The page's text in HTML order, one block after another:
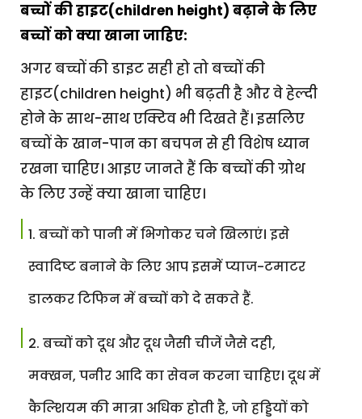
बच्चों की हाइट(children height) बढ़ाने के लिए
बच्चों को क्या खाना जाहिए:
अगर बच्चों की डाइट सही हो तो बच्चों की
हाइट(children height) भी बढ़ती है और वे हेल्दी
होने के साथ-साथ एक्टिव भी दिखते हैं। इसलिए
बच्चों के खान-पान का बचपन से ही विशेष ध्यान
रखना चाहिए। आइए जानते हैं कि बच्चों की ग्रोथ
के लिए उन्हें क्या खाना चाहिए।
बच्चों को पानी में भिगोकर चने खिलाएं। इसे
स्वादिष्ट बनाने के लिए आप इसमें प्याज-टमाटर
डालकर टिफिन में बच्चों को दे सकते हैं.
बच्चों को दूध और दूध जैसी चीजें जैसे दही,
मक्खन, पनीर आदि का सेवन करना चाहिए। दूध में
कैल्शियम की मात्रा अधिक होती है, जो हड्डियों को